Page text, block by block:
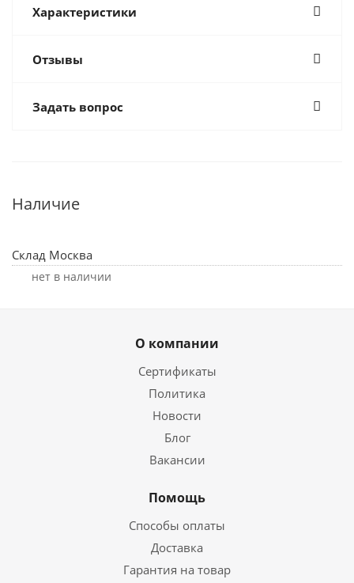
Характеристики
Отзывы
Задать вопрос
Наличие
Склад Москва
Нет в наличии
О компании
Сертификаты
Политика
Новости
Блог
Вакансии
Помощь
Способы оплаты
Доставка
Гарантия на товар